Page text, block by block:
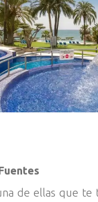
de ellas que te